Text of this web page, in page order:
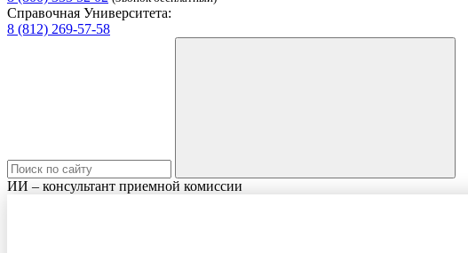
Справочная Университета:
8 (812) 269-57-58
ИИ – консультант приемной комиссии